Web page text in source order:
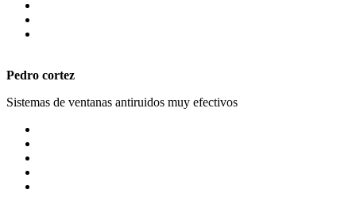
Pedro cortez
Sistemas de ventanas antiruidos muy efectivos